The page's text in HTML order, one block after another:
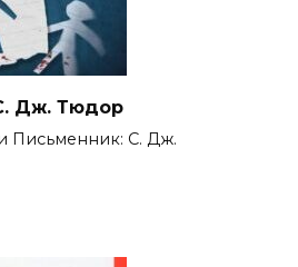
Дж. Тюдор
Письменник: С. Дж.